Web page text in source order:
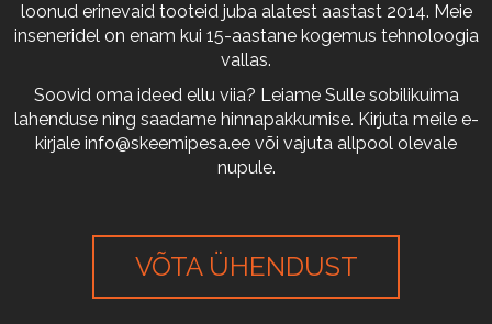
loonud erinevaid tooteid juba alatest aastast 2014. Meie
inseneridel on enam kui 15-aastane kogemus tehnoloogia
vallas.
Soovid oma ideed ellu viia? Leiame Sulle sobilikuima
lahenduse ning saadame hinnapakkumise. Kirjuta meile e-
kirjale info@skeemipesa.ee või vajuta allpool olevale
nupule.
VÕTA ÜHENDUST